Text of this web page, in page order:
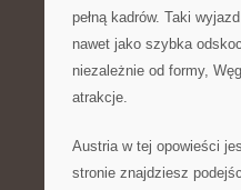
pełną kadrów. Taki
nawet jako szybka
niezależnie od formy,
atrakcje.
Austria w tej opowieści
stronie znajdziesz